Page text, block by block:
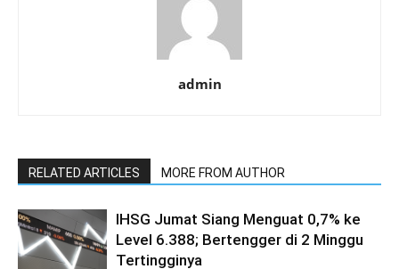
admin
RELATED ARTICLES MORE FROM AUTHOR
IHSG Jumat Siang Menguat 0,7% ke
Level 6.388; Bertengger di 2 Minggu
Tertingginya